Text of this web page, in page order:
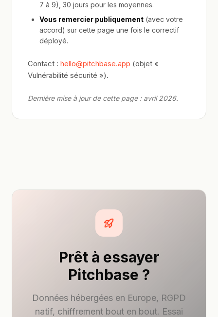
7 à 9), 30 jours pour les moyennes.
Vous remercier publiquement (avec votre
accord) sur cette page une fois le correctif
déployé.
Contact : hello@pitchbase.app (objet «
Vulnérabilité sécurité »).
Dernière mise à jour de cette page : avril 2026.
Prêt à essayer
Pitchbase ?
Données hébergées en Europe, RGPD
natif, chiffrement bout en bout. Essai